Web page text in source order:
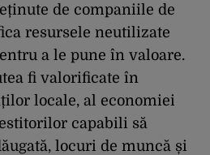
de companiile de
resursele neutilizate
a le pune în valoare.
fi valorificate în
locale, al economiei
capabili să
locuri de muncă și